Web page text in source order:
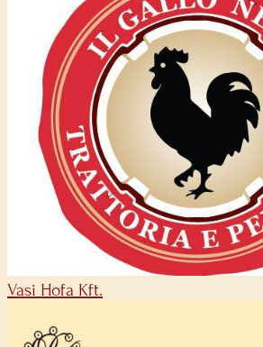
Vasi Hofa Kft.